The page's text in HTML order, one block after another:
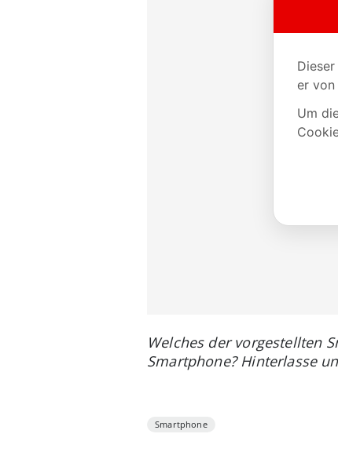
Welches der vorgestellten
Smartphone? Hinterlasse
Smartphone